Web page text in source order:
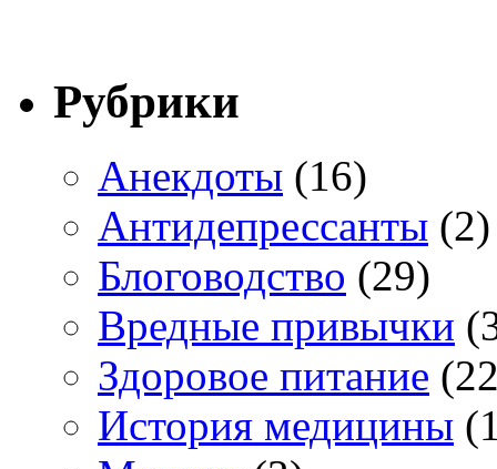
Рубрики
Анекдоты (16)
Антидепрессанты (2)
Блоговодство (29)
Вредные привычки
Здоровое питание
История медицины